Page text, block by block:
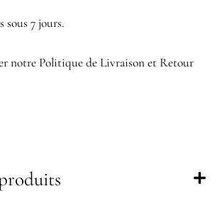
sous 7 jours.
notre Politique de Livraison et Retour